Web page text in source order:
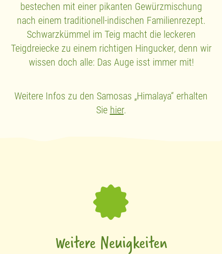
bestechen mit einer pikanten Gewürzmischung
nach einem traditionell-indischen Familienrezept.
Schwarzkümmel im Teig macht die leckeren
Teigdreiecke zu einem richtigen Hingucker, denn wir
wissen doch alle: Das Auge isst immer mit!
Weitere Infos zu den Samosas „Himalaya“ erhalten
Sie hier.
Weitere Neuigkeiten